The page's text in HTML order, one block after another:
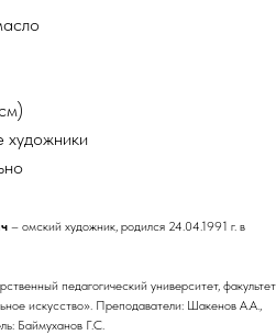
– омский художник, родился 24.04.1991 г. в
педагогический университет, факультет
искусство». Преподаватели: Шакенов А.А.,
Баймуханов Г.С.